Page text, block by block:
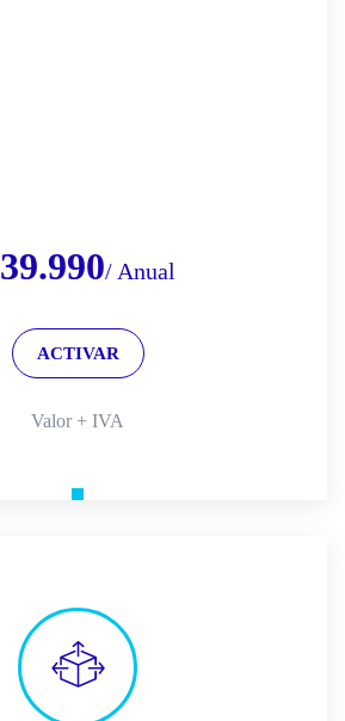
39.990/ Anual
ACTIVAR
Valor + IVA